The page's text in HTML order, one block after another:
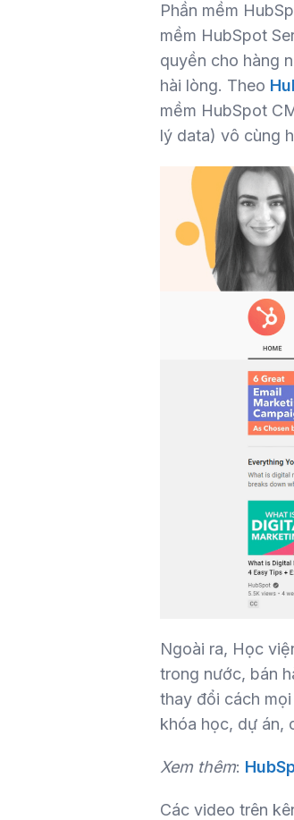
Phần mềm
mềm HubSpot
quyền cho hàng
hài lòng. Theo
mềm HubSpot
lý data) vô cùng
Ngoài ra, Học
trong nước, bán
thay đổi cách
khóa học, dự án,
Xem thêm:
Các video trên